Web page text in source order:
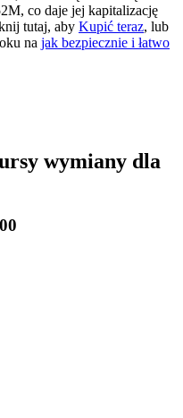
z kopiowania
co daje jej kapitalizację
tutaj, aby Kupić teraz, lub
na jak bezpiecznie i łatwo
wymiany dla